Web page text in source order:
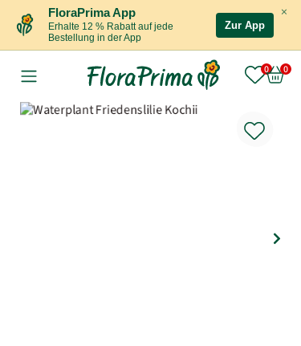
×
FloraPrima App
Erhalte 12 % Rabatt auf jede
Bestellung in der App
Zur App